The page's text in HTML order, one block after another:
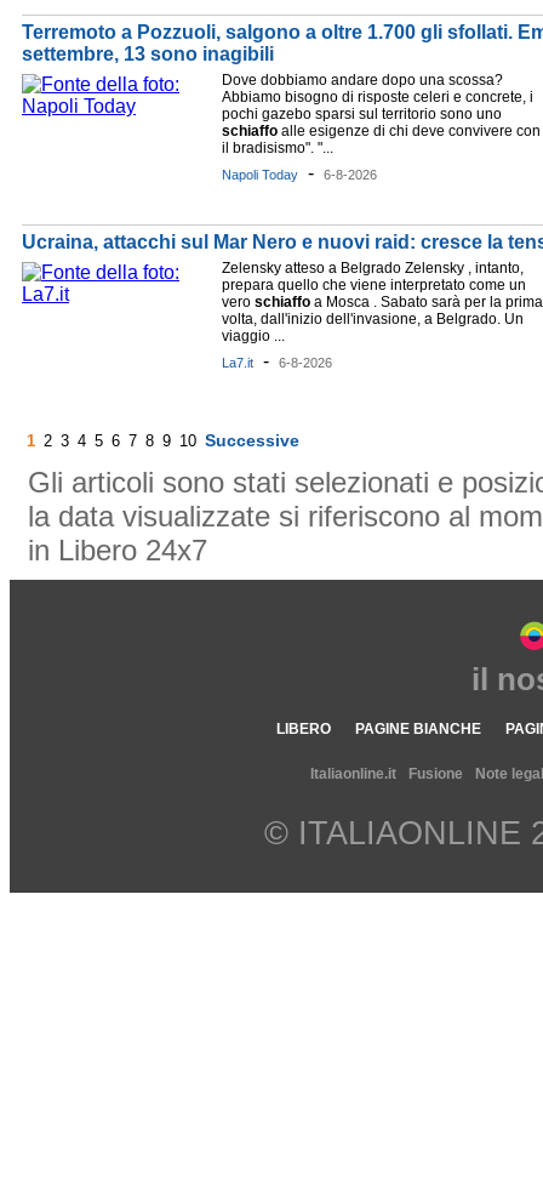
Terremoto a Pozzuoli, salgono a oltre 1.700 gli sfollati.
settembre, 13 sono inagibili
Dove dobbiamo andare dopo una scossa?
Abbiamo bisogno di risposte celeri e concrete, i
pochi gazebo sparsi sul territorio sono uno
schiaffo alle esigenze di chi deve convivere con
il bradisismo". "...
Napoli Today - 6-8-2026
Ucraina, attacchi sul Mar Nero e nuovi raid: cresce la
Zelensky atteso a Belgrado Zelensky , intanto,
prepara quello che viene interpretato come un
vero schiaffo a Mosca . Sabato sarà per la prima
volta, dall'inizio dell'invasione, a Belgrado. Un
viaggio ...
La7.it - 6-8-2026
1 2 3 4 5 6 7 8 9 10 Successive
Gli articoli sono stati selezionati e
la data visualizzate si riferiscono al
in Libero 24x7
il
LIBERO PAGINE BIANCHE
Italiaonline.it Fusione Note
© ITALIAONLINE